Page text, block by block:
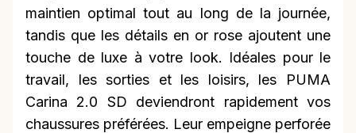
maintien optimal tout au long de la journée,
tandis que les détails en or rose ajoutent une
touche de luxe à votre look. Idéales pour le
travail, les sorties et les loisirs, les PUMA
Carina 2.0 SD deviendront rapidement vos
chaussures préférées. Leur empeigne perforée